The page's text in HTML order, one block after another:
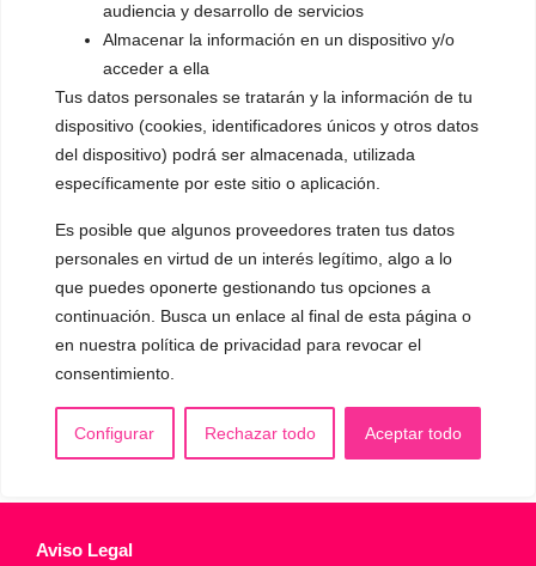
audiencia y desarrollo de servicios
Almacenar la información en un dispositivo y/o
acceder a ella
Tus datos personales se tratarán y la información de tu
dispositivo (cookies, identificadores únicos y otros datos
del dispositivo) podrá ser almacenada, utilizada
específicamente por este sitio o aplicación.
Es posible que algunos proveedores traten tus datos
personales en virtud de un interés legítimo, algo a lo
que puedes oponerte gestionando tus opciones a
continuación. Busca un enlace al final de esta página o
en nuestra política de privacidad para revocar el
consentimiento.
Configurar Rechazar todo Aceptar todo
OTRAS SESIONES
▪️ Caracterización de la voz
▪️ Voz virilizada por esteroides
▪️ Modificación del acento
🟥 CIRUGÍA: Glotoplastia
CONTACTO Y CITAS
✅Pide tu CITA ONLINE
Email :contacto@femivoz.es
Aviso Legal